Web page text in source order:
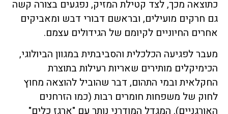
כתוצאה מכך, לצד קטילת המזיק, נפגעים בצורה קשה
גם חרקים מועילים, ובראשם דבורי דבש ומאביקים
אחרים החיוניים לקיומם של הגידולים עצמם.
מעבר לפגיעה הכלכלית והסביבתית במגוון הביולוגי,
הכימיקלים מותירים שאריות רעילות בתוצרת
החקלאית ובמי התהום, דבר שהוביל להוצאה מחוץ
לחוק של משפחות חומרים רבות (כמו הזרחנים
האורגניים). המגדל המודרני נותר עם "ארגז כלים"